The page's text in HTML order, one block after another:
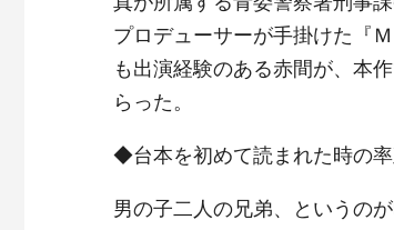
プロデューサーが手掛けた『
も出演経験のある赤間が、本
らった。
◆台本を初めて読まれた時の率
男の子二人の兄弟、というの